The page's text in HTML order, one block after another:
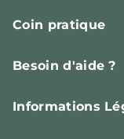
Coin pratique
Besoin d'aide ?
Informations